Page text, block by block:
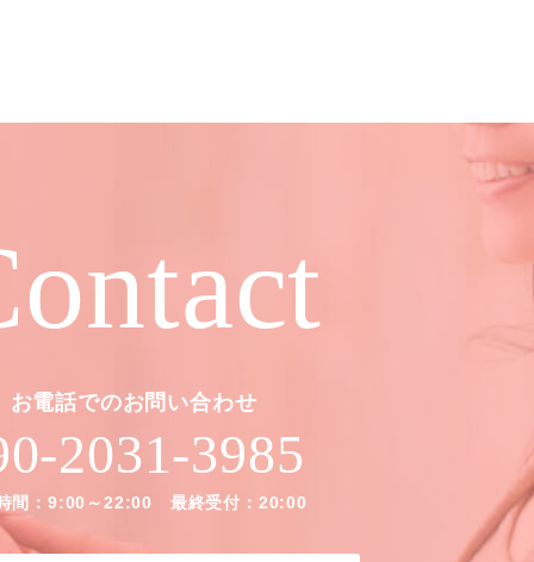
お電話でのお問い合わせ
2031-3985
間：9:00～22:00 最終受付：20:00